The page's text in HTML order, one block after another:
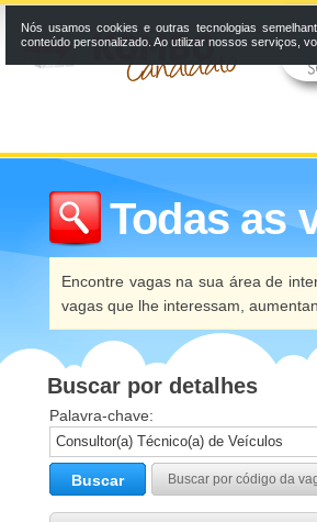
Todas as
Encontre vagas na sua área de
vagas que lhe interessam,
Buscar por detalhes
Palavra-chave:
Buscar Buscar por código da
Nós usamos cookies e outras tecnologias
conteúdo personalizado. Ao utilizar nossos serviços,